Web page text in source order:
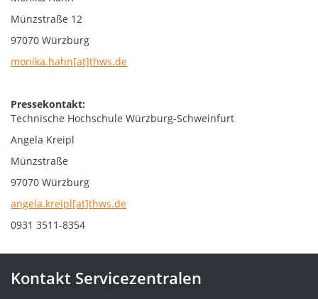
Münzstraße 12
97070 Würzburg
monika.hahn[at]thws.de
Pressekontakt:
Technische Hochschule Würzburg-Schweinfurt
Angela Kreipl
Münzstraße
97070 Würzburg
angela.kreipl[at]thws.de
0931 3511-8354
Kontakt Servicezentralen